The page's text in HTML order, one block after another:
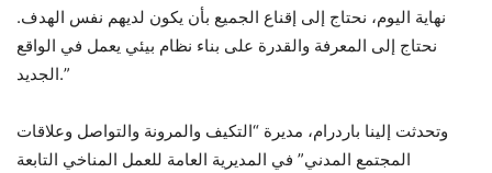
نهاية اليوم، نحتاج إلى إقناع الجميع بأن يكون لديهم نفس الهدف.
نحتاج إلى المعرفة والقدرة على بناء نظام بيئي يعمل في الواقع
الجديد.”
وتحدثت إلينا باردرام، مديرة “التكيف والمرونة والتواصل وعلاقات
المجتمع المدني” في المديرية العامة للعمل المناخي التابعة